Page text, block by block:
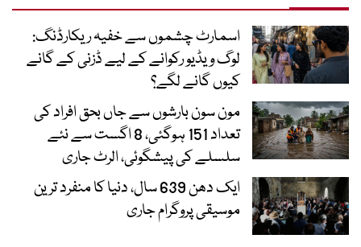
اسمارٹ چشموں سے خفیہ ریکارڈنگ:
لوگ ویڈیو رکوانے کے لیے ڈزنی کے گانے
کیوں گانے لگے؟
مون سون بارشوں سے جاں بحق افراد کی
تعداد 151 ہوگئی، 8 اگست سے نئے
سلسلے کی پیشگوئی، الرٹ جاری
ایک دھن 639 سال، دنیا کا منفرد ترین
موسیقی پروگرام جاری